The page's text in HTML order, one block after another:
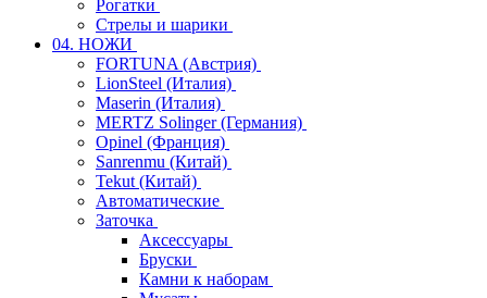
Рогатки
Стрелы и шарики
04. НОЖИ
FORTUNA (Австрия)
LionSteel (Италия)
Maserin (Италия)
MERTZ Solinger (Германия)
Opinel (Франция)
Sanrenmu (Китай)
Tekut (Китай)
Автоматические
Заточка
Аксессуары
Бруски
Камни к наборам